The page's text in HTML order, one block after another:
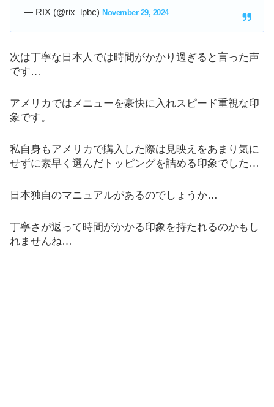
— RIX (@rix_lpbc) November 29, 2024
次は丁寧な日本人では時間がかかり過ぎると言った声
です…
アメリカではメニューを豪快に入れスピード重視な印
象です。
私自身もアメリカで購入した際は見映えをあまり気に
せずに素早く選んだトッピングを詰める印象でした…
日本独自のマニュアルがあるのでしょうか…
丁寧さが返って時間がかかる印象を持たれるのかもし
れませんね…